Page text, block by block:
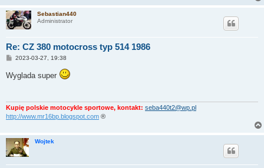
Sebastian440
Administrator
Re: CZ 380 motocross typ 514 1986
P
s
t
2023-03-27, 19:38
Wyglada super
Kupię polskie motocykle sportowe, kontakt: seba440t2@wp.pl
http://www.mr16bp.blogspot.com ®
Wojtek